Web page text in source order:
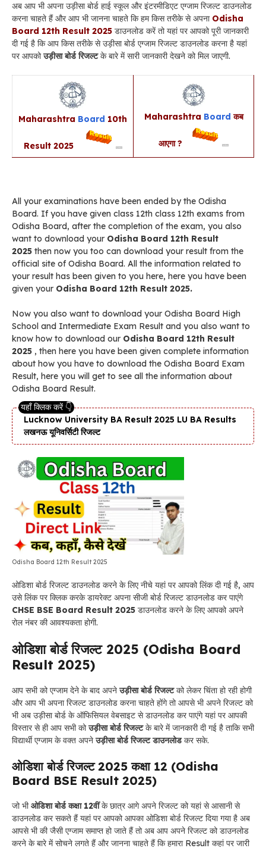
अब आप भी अपना उड़ीसा बोर्ड हाई स्कूल और इंटरमीडिएट एग्जाम रिजल्ट डाउनलोड
करना चाहते हैं और आप भी जानना चाहते कि हम किस तरीके से अपना Odisha
Board 12th Result 2025 डाउनलोड करें तो यहां पर आपको पूरी जानकारी
दी गई है कि आप किस तरीके से उड़ीसा बोर्ड एग्जाम रिजल्ट डाउनलोड करना है यहां
पर आपकोउड़ीसा बोर्ड रिजल्टके बारे में सारी जानकारी देखने को मिल जाएगी.
Maharashtra Board 10th
Result 2025
Maharashtra Board कब
आएगा ?
All your examinations have been ended by the Odisha
Board. If you have given class 12th class 12th exams from
Odisha Board, after the completion of the exam, you also
want to download your Odisha Board 12th Result
2025 then now you too can download your result from the
official site of Odisha Board. All the information related to
your result has been given to you here, here you have been
given your Odisha Board 12th Result 2025.
Now you also want to download your Odisha Board High
School and Intermediate Exam Result and you also want to
know how to download our Odisha Board 12th Result
2025 , then here you have been given complete information
about how you have to download the Odisha Board Exam
Result, here you will get to see all the information about
Odisha Board Result.
Lucknow University BA Result 2025 LU BA Results
लखनऊ यूनिवर्सिटी रिजल्ट
Odisha Board 12th Result 2025
ओडिशा बोर्ड रिजल्ट डाउनलोड करने के लिए नीचे यहां पर आपको लिंक दी गई है, आप
उसे लिंक पर क्लिक करके डायरेक्ट अपना सीजी बोर्ड रिजल्ट डाउनलोड कर पाएंगे
CHSE BSE Board Result 2025 डाउनलोड करने के लिए आपको अपने
रोल नंबर की आवश्यकता होगी.
ओडिशा बोर्ड रिजल्ट 2025 (Odisha Board
Result 2025)
आप सभी को एग्जाम देने के बाद अपनेउड़ीसा बोर्ड रिजल्टको लेकर चिंता हो रही होगी
और आप भी अपना रिजल्ट डाउनलोड करना चाहते होंगे तो आपसे भी अपने रिजल्ट को
भी अब उड़ीसा बोर्ड के ऑफिसियल वेबसाइट से डाउनलोड कर पाएंगे यहां पर आपकी
विस्तार से ही आप सभी कोउड़ीसा बोर्ड रिजल्टके बारे में जानकारी दी गई है ताकि सभी
विद्यार्थी एग्जाम के वक्त अपनेउड़ीसा बोर्ड रिजल्ट डाउनलोडकर सके.
ओडिशा बोर्ड रिजल्ट 2025 कक्षा 12 (Odisha
Board BSE Result 2025)
जो भीओडिशा बोर्ड कक्षा 12वींके छात्र आगे अपने रिजल्ट को यहां से आसानी से
डाउनलोड कर सकते हैं यहां पर आपको आपका ओडिशा बोर्ड रिजल्ट दिया गया है अब
आपसे भी की जैसी एग्जाम समाप्त हो जाते हैं तो अब आप अपने रिजल्ट को डाउनलोड
करने के बारे में सोचने लगते हैं और जानना चाहते हैं कि हमारा Result कहां पर जारी